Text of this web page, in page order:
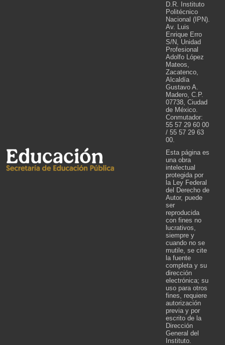
D.R. Instituto
Politécnico
Nacional (IPN).
Av. Luis
Enrique Erro
S/N, Unidad
Profesional
Adolfo López
Mateos,
Zacatenco,
Alcaldía
Gustavo A.
Madero, C.P.
07738, Ciudad
de México.
Conmutador:
55 57 29 60 00
/ 55 57 29 63
00.
Esta página es
una obra
intelectual
protegida por
la Ley Federal
del Derecho de
Autor, puede
ser
reproducida
con fines no
lucrativos,
siempre y
cuando no se
mutile, se cite
la fuente
completa y su
dirección
electrónica; su
uso para otros
fines, requiere
autorización
previa y por
escrito de la
Dirección
General del
Instituto.